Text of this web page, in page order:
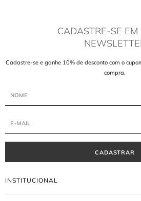
CADASTRE-SE EM
Cadastre-se e ganhe 10% de desconto com o
compra.
CADASTRAR
INSTITUCIONAL